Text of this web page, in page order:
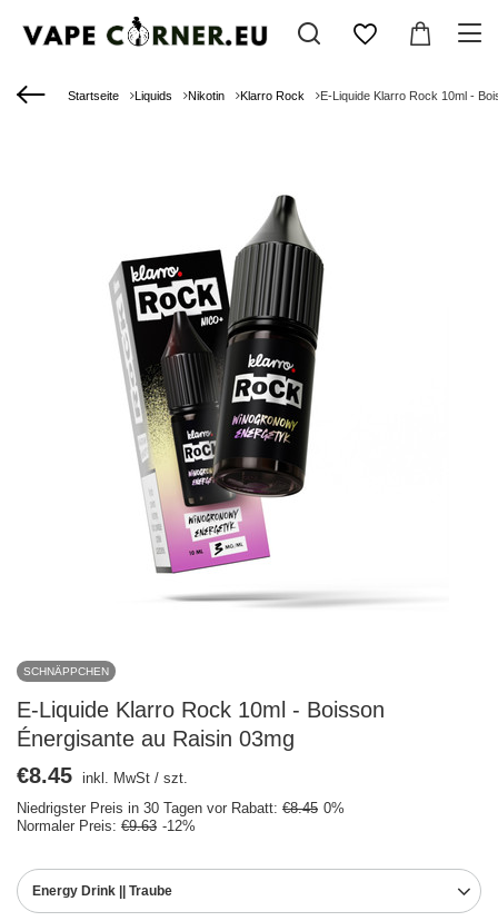
Startseite Liquids Nikotin Klarro Rock E-Liquide Klarro Rock 10ml -
SCHNÄPPCHEN
E-Liquide Klarro Rock 10ml - Boisson
Énergisante au Raisin 03mg
Energy Drink || Traube
€8.45 inkl. MwSt / szt.
Niedrigster Preis in 30 Tagen vor Rabatt: €8.45 0%
Normaler Preis: €9.63 -12%